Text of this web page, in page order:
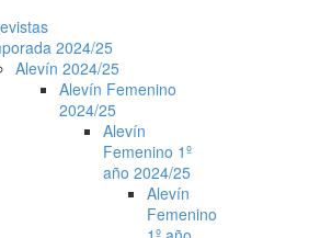
2024/25
Alevín 2024/25
Alevín Femenino
2024/25
Alevín
Femenino 1º
año 2024/25
Alevín
Femenino